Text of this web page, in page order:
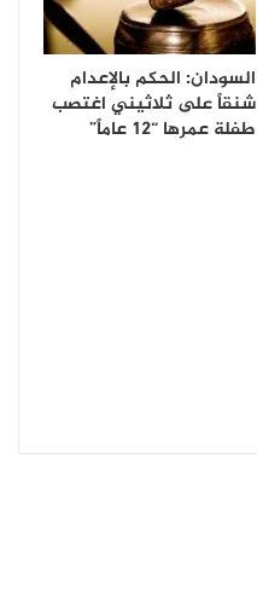
السودان: الحكم بالإعدام
شنقاً على ثلاثيني اغتصب
طفلة عمرها “12 عاماً”